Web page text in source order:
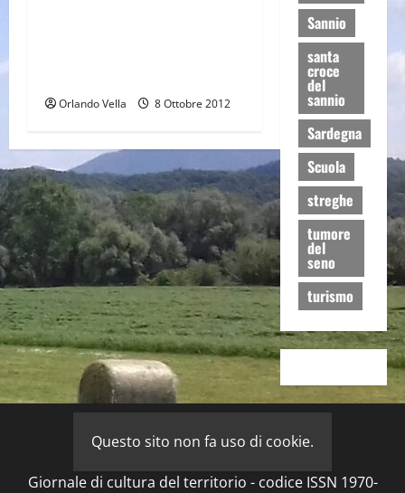
Orlando Vella 8 Ottobre 2012
Sannio
santa
croce
del
sannio
Sardegna
Scuola
streghe
tumore
del
seno
turismo
Questo sito non fa uso di cookie.
Giornale di cultura del territorio - codice ISSN 1970-